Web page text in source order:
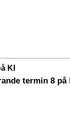
KI
termin 8 på